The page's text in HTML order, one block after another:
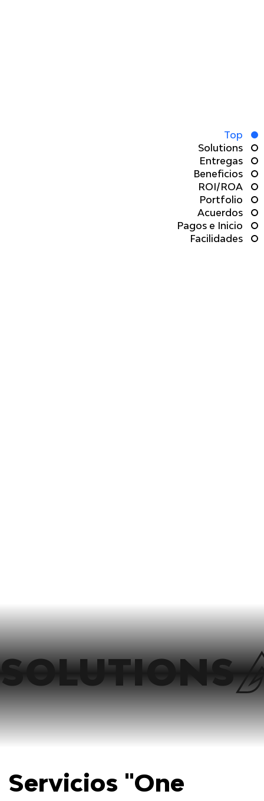
Advance Mapping
Trainings for the
infraestructure of
Top
Solutions
Entregas
Beneficios
ROI/ROA
Portfolio
Acuerdos
Pagos e Inicio
Facilidades
SOLUTIONS
Servicios "One